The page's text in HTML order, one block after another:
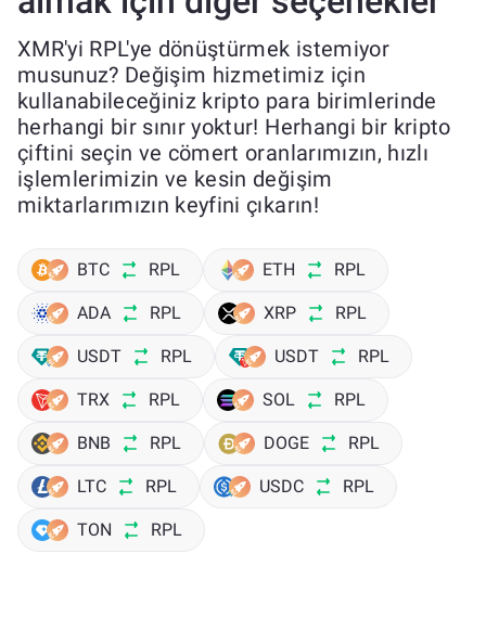
XMR'yi RPL'ye dönüştürmek istemiyor
musunuz? Değişim hizmetimiz için
kullanabileceğiniz kripto para birimlerinde
herhangi bir sınır yoktur! Herhangi bir kripto
çiftini seçin ve cömert oranlarımızın, hızlı
işlemlerimizin ve kesin değişim
miktarlarımızın keyfini çıkarın!
BTC RPL ETH RPL
ADA RPL XRP RPL
USDT RPL USDT RPL
TRX RPL SOL RPL
BNB RPL DOGE RPL
LTC RPL USDC RPL
TON RPL